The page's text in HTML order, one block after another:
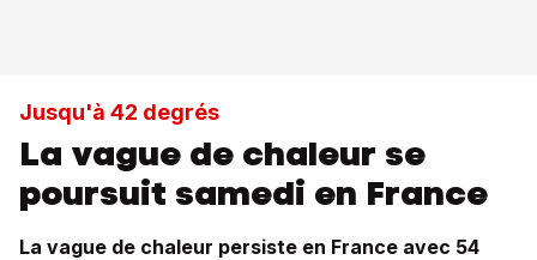
Jusqu'à 42 degrés
La vague de chaleur se
poursuit samedi en France
La vague de chaleur persiste en France avec 54